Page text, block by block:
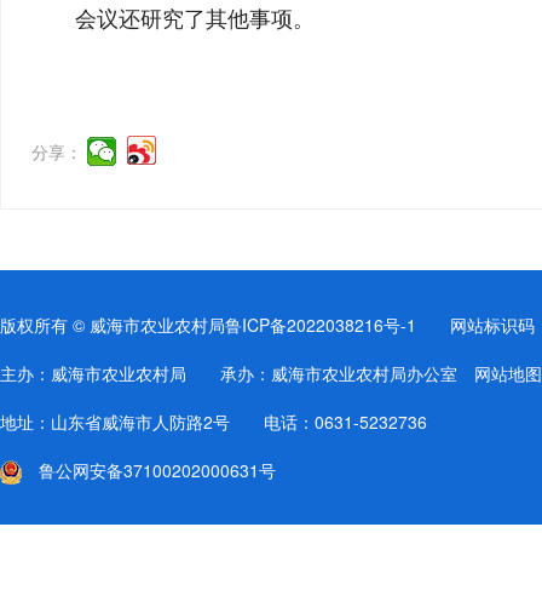
会议还研究了其他事项。
分享：
版权所有 © 威海市农业农村局鲁ICP备2022038216号-1
网站标识码
主办：威海市农业农村局 承办：威海市农业农村局办公室 网站地图
地址：山东省威海市人防路2号 电话：0631-5232736
鲁公网安备37100202000631号